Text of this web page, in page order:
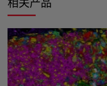
相关产品